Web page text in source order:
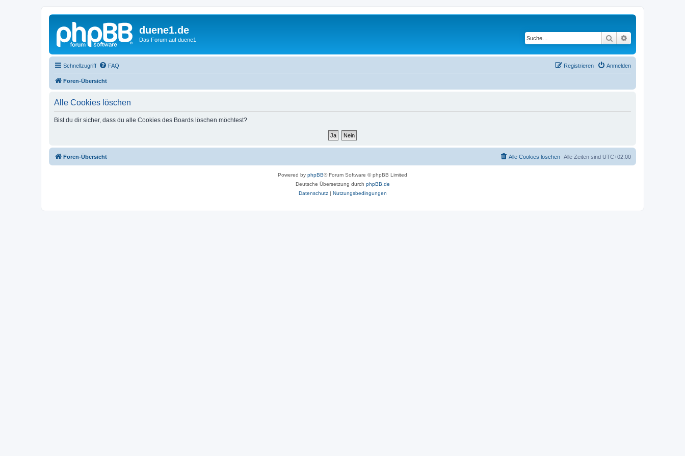
duene1.de
Das Forum auf duene1 Suche
Schnellzugriff FAQ Anmelden
Registrieren
Foren-Übersicht
Alle Cookies löschen
Bist du dir sicher, dass du alle Cookies des Boards löschen möchtest?
Foren-Übersicht Alle Zeiten sind UTC+02:00
Alle Cookies löschen
Powered by phpBB® Forum Software © phpBB Limited
Deutsche Übersetzung durch phpBB.de
Datenschutz| Nutzungsbedingungen